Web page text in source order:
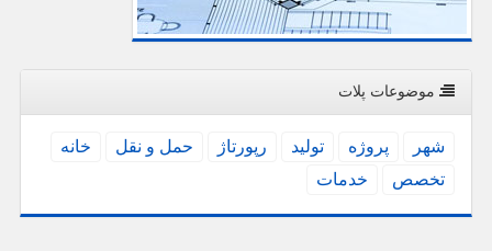
موضوعات پلات
شهر پروژه تولید رپورتاژ حمل و نقل
خانه
تخصص
خدمات